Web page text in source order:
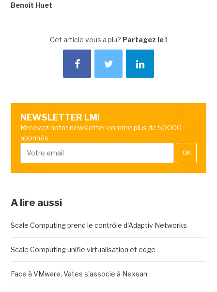
Benoît Huet
Cet article vous a plu? Partagez le !
NEWSLETTER LMI
Recevez notre newsletter comme plus de 50000
abonnés
OK
A lire aussi
Scale Computing prend le contrôle d'Adaptiv Networks
Scale Computing unifie virtualisation et edge
Face à VMware, Vates s'associe à Nexsan